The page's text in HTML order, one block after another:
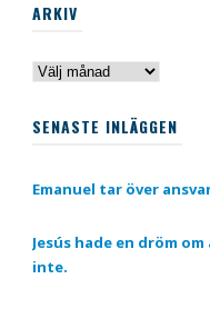
ARKIV
Arkiv
SENASTE INLÄGGEN
Emanuel tar över
Jesús hade en dröm
inte.